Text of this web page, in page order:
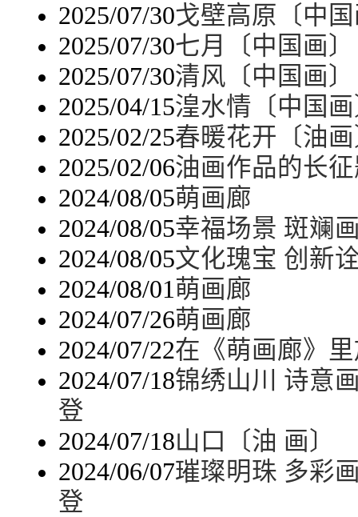
2025/07/30戈壁高原〔中
2025/07/30七月〔中国画〕
2025/07/30清风〔中国画〕
2025/04/15湟水情〔中国
2025/02/25春暖花开〔油
2025/02/06油画作品的长
2024/08/05萌画廊
2024/08/05幸福场景 斑斓
2024/08/05文化瑰宝 创新
2024/08/01萌画廊
2024/07/26萌画廊
2024/07/22在《萌画廊》
2024/07/18锦绣山川 诗意
登
2024/07/18山口〔油 画〕
2024/06/07璀璨明珠 多彩
登